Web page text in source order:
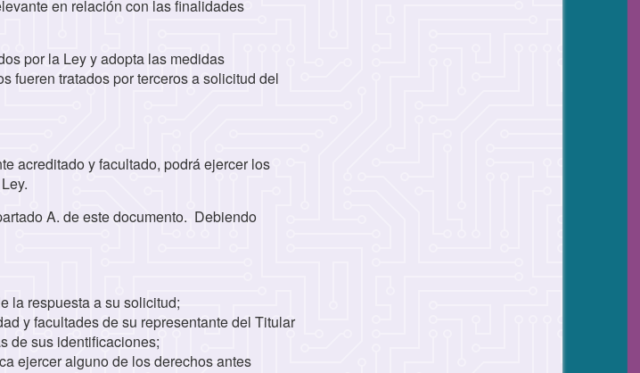
en relación con las finalidades
por la Ley y adopta las medidas
fueren tratados por terceros a solicitud del
acreditado y facultado, podrá ejercer los
A. de este documento. Debiendo
la respuesta a su solicitud;
y facultades de su representante del Titular
de sus identificaciones;
ejercer alguno de los derechos antes